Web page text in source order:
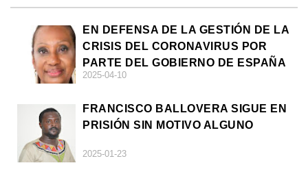
EN DEFENSA DE LA GESTIÓN DE LA
CRISIS DEL CORONAVIRUS POR
PARTE DEL GOBIERNO DE ESPAÑA
2025-04-10
FRANCISCO BALLOVERA SIGUE EN
PRISIÓN SIN MOTIVO ALGUNO
2025-01-23